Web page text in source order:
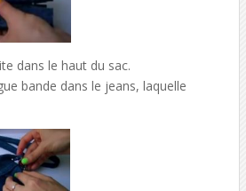
dans le haut du sac.
bande dans le jeans, laquelle